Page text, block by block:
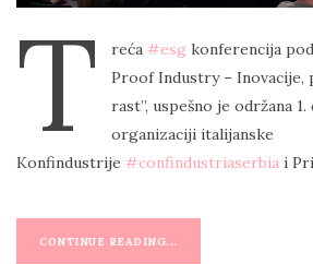
T reća #esgkonferencija
Proof Industry –
rast”, uspešno je održana 1.
organizaciji italijanske
Konfindustrije #confindustriaserbia i
CONTINUE READING...